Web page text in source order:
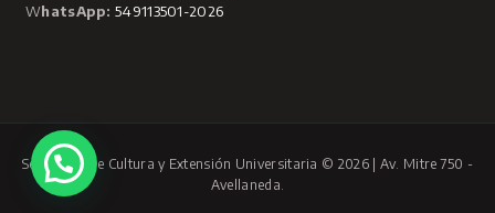
WhatsApp: 549113501-2026
Secretaría de Cultura y Extensión Universitaria © 2026 | Av. Mitre 750 -
Avellaneda.